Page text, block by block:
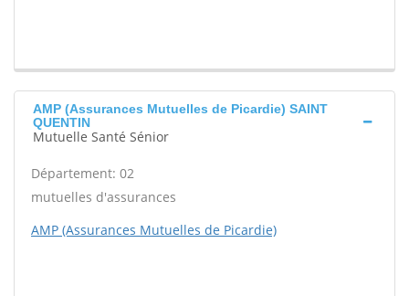
AMP (Assurances Mutuelles de Picardie) SAINT
QUENTIN
Mutuelle Santé Sénior
Département: 02
mutuelles d'assurances
AMP (Assurances Mutuelles de Picardie)